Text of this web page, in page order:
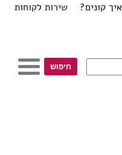
איך קונים?
שירות לקוחות